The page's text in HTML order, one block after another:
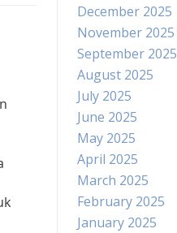
December 2025
November 2025
September 2025
August 2025
July 2025
June 2025
May 2025
April 2025
March 2025
February 2025
January 2025